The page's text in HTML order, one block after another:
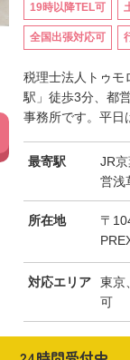
19時以降TEL可
全国出張対応可
税理士法人トゥモ
駅」徒歩3分、都
事務所です。平日
最寄駅
JR
営浅
所在地
〒
対応エリア
東京
可